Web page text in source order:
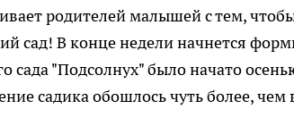
родителей малышей с тем,
сад! В конце недели начнется
сада "Подсолнух" было начато
садика обошлось чуть более,